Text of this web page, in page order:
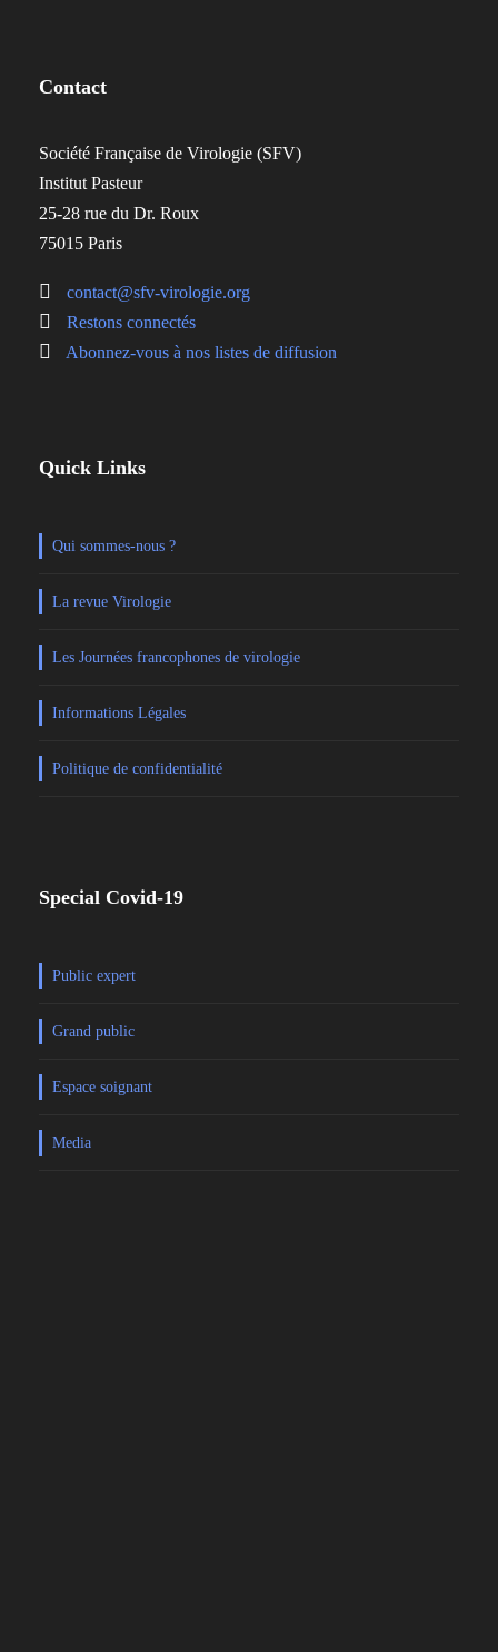
Contact
Société Française de Virologie (SFV)
Institut Pasteur
25-28 rue du Dr. Roux
75015 Paris
contact@sfv-virologie.org
Restons connectés
Abonnez-vous à nos listes de diffusion
Quick Links
Qui sommes-nous ?
La revue Virologie
Les Journées francophones de virologie
Informations Légales
Politique de confidentialité
Special Covid-19
Public expert
Grand public
Espace soignant
Media